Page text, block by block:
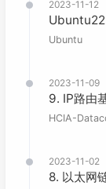
2023-11-12
Ubuntu
2023-11-09
9. IP路由
HCIA-
2023-11-02
8. 以太网